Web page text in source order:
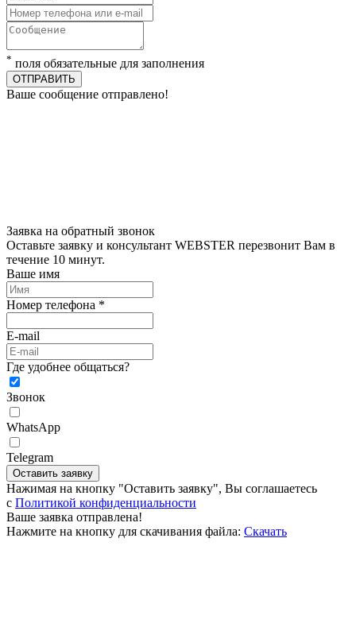
* поля обязательные для заполнения
ОТПРАВИТЬ
Ваше сообщение отправлено!
Заявка на обратный звонок
Оставьте заявку и консультант WEBSTER перезвонит Вам в
течение 10 минут.
Ваше имя
Номер телефона *
E-mail
Где удобнее общаться?
Звонок
WhatsApp
Telegram
Оставить заявку
Нажимая на кнопку "Оставить заявку", Вы соглашаетесь
c Политикой конфиденциальности
Ваше заявка отправлена!
Нажмите на кнопку для скачивания файла: Скачать